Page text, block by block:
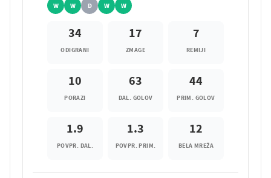
W W D W W
34
ODIGRANI
17
ZMAGE
7
REMIJI
10
PORAZI
63
DAL. GOLOV
44
PRIM. GOLOV
1.9
POVPR. DAL.
1.3
POVPR. PRIM.
12
BELA MREŽA